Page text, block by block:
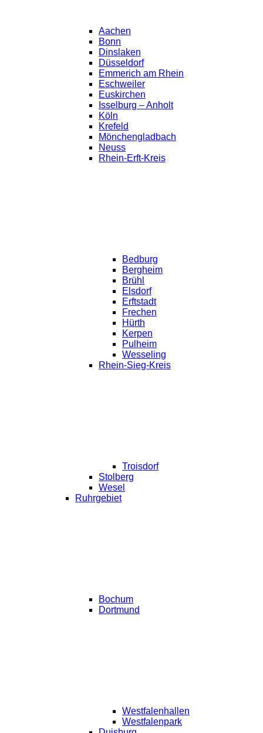
Aachen
Bonn
Dinslaken
Düsseldorf
Emmerich am Rhein
Eschweiler
Euskirchen
Isselburg – Anholt
Köln
Krefeld
Mönchengladbach
Neuss
Rhein-Erft-Kreis
Bedburg
Bergheim
Brühl
Elsdorf
Erftstadt
Frechen
Hürth
Kerpen
Pulheim
Wesseling
Rhein-Sieg-Kreis
Troisdorf
Stolberg
Wesel
Ruhrgebiet
Bochum
Dortmund
Westfalenhallen
Westfalenpark